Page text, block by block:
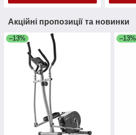
Акційні пропозиції та новинки
–13% –13%